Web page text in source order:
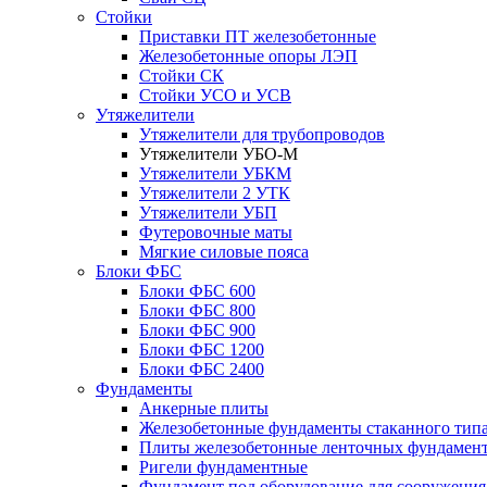
Стойки
Приставки ПТ железобетонные
Железобетонные опоры ЛЭП
Стойки СК
Стойки УСО и УСВ
Утяжелители
Утяжелители для трубопроводов
Утяжелители УБО-М
Утяжелители УБКМ
Утяжелители 2 УТК
Утяжелители УБП
Футеровочные маты
Мягкие силовые пояса
Блоки ФБС
Блоки ФБС 600
Блоки ФБС 800
Блоки ФБС 900
Блоки ФБС 1200
Блоки ФБС 2400
Фундаменты
Анкерные плиты
Железобетонные фундаменты стаканного типа
Плиты железобетонные ленточных
Ригели фундаментные